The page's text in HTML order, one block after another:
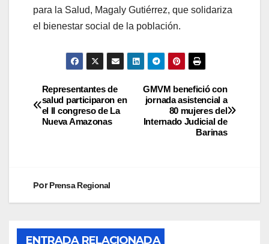
para la Salud, Magaly Gutiérrez, que solidariza
el bienestar social de la población.
GMVM benefició con
jornada asistencial a
80 mujeres del
Internado Judicial de
Barinas
Representantes de
salud participaron en
el II congreso de La
Nueva Amazonas
PorPrensa Regional
ENTRADA RELACIONADA